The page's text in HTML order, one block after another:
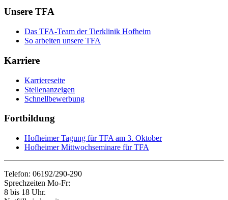
Unsere TFA
Das TFA-Team der Tierklinik Hofheim
So arbeiten unsere TFA
Karriere
Karriereseite
Stellenanzeigen
Schnellbewerbung
Fortbildung
Hofheimer Tagung für TFA am 3. Oktober
Hofheimer Mittwochseminare für TFA
Telefon: 06192/290-290
Sprechzeiten Mo-Fr:
8 bis 18 Uhr.